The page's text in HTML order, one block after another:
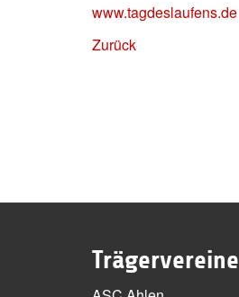
www.tagdeslaufens.de
Zurück
Trägervereine